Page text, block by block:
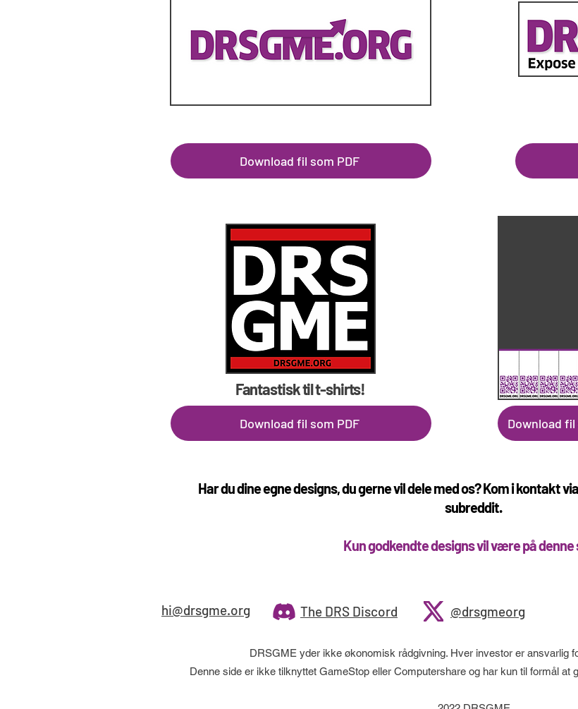
Download fil som PDF
Fantastisk til t-shirts!
Download fil som PDF Download fil
Har du dine egne designs, du gerne vil dele med os? Kom i kontakt
subreddit.
Kun godkendte designs vil være på denne
hi@drsgme.org The DRS Discord @drsgmeorg
DRSGME yder ikke økonomisk rådgivning. Hver investor er ansvarlig
Denne side er ikke tilknyttet GameStop eller Computershare og har kun til formål at